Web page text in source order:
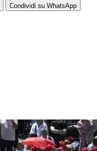
Condividi su WhatsApp